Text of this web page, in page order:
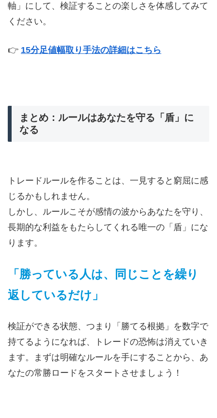
軸」にして、検証することの楽しさを体感してみて
ください。
👉 15分足値幅取り手法の詳細はこちら
まとめ：ルールはあなたを守る「盾」に
なる
トレードルールを作ることは、一見すると窮屈に感
じるかもしれません。
しかし、ルールこそが感情の波からあなたを守り、
長期的な利益をもたらしてくれる唯一の「盾」にな
ります。
「勝っている人は、同じことを繰り
返しているだけ」
検証ができる状態、つまり「勝てる根拠」を数字で
持てるようになれば、トレードの恐怖は消えていき
ます。まずは明確なルールを手にすることから、あ
なたの常勝ロードをスタートさせましょう！